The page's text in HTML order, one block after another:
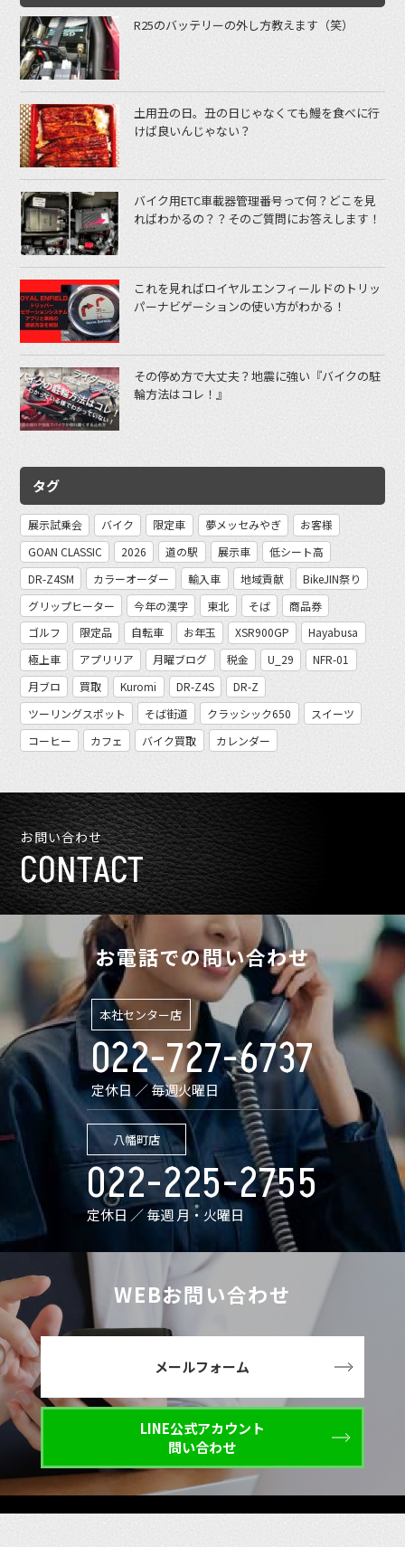
R25のバッテリーの外し方教えます（笑）
土用丑の日。丑の日じゃなくても鰻を食べに行
けば良いんじゃない？
バイク用ETC車載器管理番号って何？どこを見
ればわかるの？？そのご質問にお答えします！
これを見ればロイヤルエンフィールドのトリッ
パーナビゲーションの使い方がわかる！
その停め方で大丈夫？地震に強い『バイクの駐
輪方法はコレ！』
タグ
展示試乗会 バイク 限定車 夢メッセみやぎ
お客様
GOAN CLASSIC
2026 道の駅 展示車
低シート高
DR-Z4SM
カラーオーダー 輸入車 地域貢献
BikeJIN祭り
グリップヒーター
今年の漢字 東北 そば
商品券
ゴルフ
限定品 自転車 お年玉 XSR900GP
Hayabusa
極上車
アプリリア 月曜ブログ 税金 U_29
NFR-01
月ブロ
買取 Kuromi DR-Z4S
DR-Z
ツーリングスポット
そば街道 クラッシック650
スイーツ
コーヒー
カフェ バイク買取 カレンダー
お問い合わせ
CONTACT
お電話での問い合わせ
本社センター店
022-727-6737
定休日 ／ 毎週火曜日
八幡町店
022-225-2755
定休日 ／ 毎週 月・火曜日
WEBお問い合わせ
メールフォーム
LINE公式アカウント
問い合わせ